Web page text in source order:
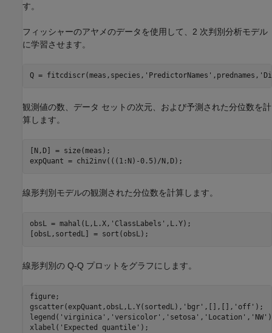
す。
フィッシャーのアヤメのデータを使用して、2 次判別分析モデル
に学習させます。
Q = fitcdiscr(meas,species, 'PredictorNames' ,prednames,
観測値の数、データ セットの次元、および予測された分位数を計
算します。
[N,D] = size(meas);
expQuant = chi2inv(((1:N)-0.5)/N,D);
線形判別モデルの観測された分位数を計算します。
obsL = mahal(L,L.X, 'ClassLabels' ,L.Y);
[obsL,sortedL] = sort(obsL);
線形判別の Q-Q プロットをグラフにします。
figure;
gscatter(expQuant,obsL,L.Y(sortedL), 'bgr' ,[],[], 'off' );
legend( 'virginica' , 'versicolor' , 'setosa' , 'Location' , 'NW'
xlabel( 'Expected quantile' );